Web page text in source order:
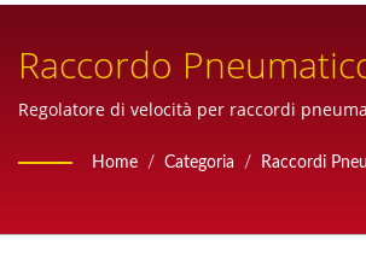
Raccordo
Push To Connect,
Pneumatico A Un
Regolatore di velocità per raccordi
Home / Categoria / Raccordi